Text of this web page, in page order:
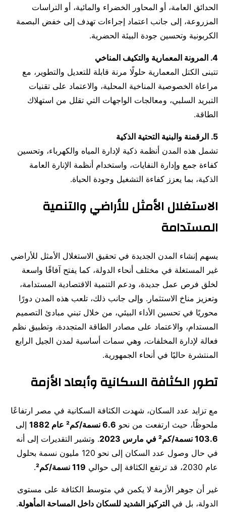
الحدائق العامة، أو المحاور الخضراء والمائية، أو التراسات
المزروعة، إلى جانب اعتماد إجراءات تهدف إلى خفض البصمة
الكربونية وتحسين جودة البيئة الحضرية.
4. المرونة المعمارية والتكيف المناخي
تتبنى الكتل المعمارية حلولًا مرنة قابلة للتعديل والتطوير، مع
مراعاة الخصوصية المناخية المحلية، والاعتماد على تقنيات
التبريد السلبي، ومعالجات الواجهات التي تقلل من استهلاك
الطاقة.
5. الرقمنة والبنية التحتية الذكية
تشمل هذه المدن أنظمة ذكية لإدارة المياه والكهرباء، وتحسين
كفاءة جمع وإدارة النفايات، واستخدام أنظمة الإنارة العامة
الذكية، بما يعزز كفاءة التشغيل وجودة الحياة.
الاستغلال الأمثل للأراضي والتنمية
المستدامة
يسهم إنشاء المدن الجديدة في تحقيق الاستغلال الأمثل للأراضي
غير المستغلة في مختلف أنحاء الدولة، كما يفتح آفاقًا واسعة
لخلق فرص عمل جديدة، ودعم التنمية الاقتصادية المستدامة،
وتعزيز مناخ الاستثمار. وإلى جانب ذلك، تلعب هذه المدن دورًا
محوريًا في تحسين الأداء البيئي، من خلال تبني مبادئ التصميم
المستدام، والاعتماد على مصادر الطاقة المتجددة، وتطبيق نظم
فعالة لإدارة المخلفات، وهي سمات أساسية لمدن الجيل الرابع
المنتشرة حاليًا في أنحاء الجمهورية.
تطور الكثافة السكانية وأبعاد الأزمة
مع تزايد عدد السكان، شهدت الكثافة السكانية في مصر ارتفاعًا
ملحوظًا، حيث ارتفعت من نحو 6.6 نسمة/كم² عام 1882
إلى
103.6 نسمة/كم² في مارس 2023
. وتشير التقديرات إلى أنه
في حال وصول عدد السكان إلى نحو 120 مليون نسمة بحلول
عام 2030، قد ترتفع الكثافة إلى حوالي
119 نسمة/كم² .
غير أن جوهر الأزمة لا يكمن في متوسط الكثافة على مستوى
الدولة، بل في التركيز الشديد للسكان داخل المساحة المأهولة.